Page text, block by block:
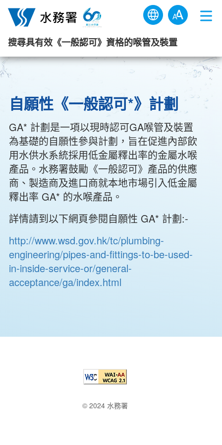
跳到內容
搜尋具有效《一般認可》資格的喉管及裝置
自願性《一般認可*》計劃
GA* 計劃是一項以現時認可GA喉管及裝置
為基礎的自願性參與計劃，旨在促進內部飲
用水供水系統採用低金屬釋出率的金屬水喉
產品。水務署鼓勵《一般認可》產品的供應
商、製造商及進口商就本地市場引入低金屬
釋出率 GA* 的水喉產品。
詳情請到以下網頁參閱自願性 GA* 計劃:-
http://www.wsd.gov.hk/tc/plumbing-
engineering/pipes-and-fittings-to-be-used-
in-inside-service-or/general-
acceptance/ga/index.html
© 2024 水務署